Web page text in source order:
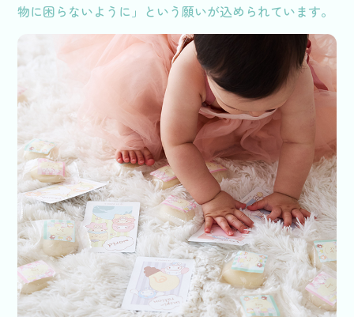
物に困らないように」という願いが込められています。